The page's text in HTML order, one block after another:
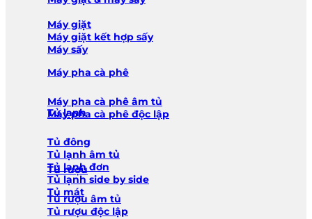
Máy giặt
Máy giặt kết hợp sấy
Máy sấy
Máy pha cà phê
Máy pha cà phê âm tủ
Máy pha cà phê độc lập
Tủ lạnh
Tủ đông
Tủ lạnh âm tủ
Tủ lạnh đơn
Tủ lạnh side by side
Tủ mát
Tủ rượu
Tủ rượu âm tủ
Tủ rượu độc lập